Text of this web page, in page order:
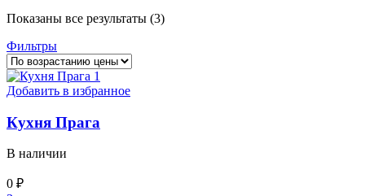
Показаны все результаты (3)Цены:
Фильтры
Добавить в избранное
Кухня Прага
В наличии
0 ₽